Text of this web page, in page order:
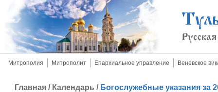
Митрополия Митрополит Епархиальное управление Веневское
Главная / Календарь / Богослужебные указания за